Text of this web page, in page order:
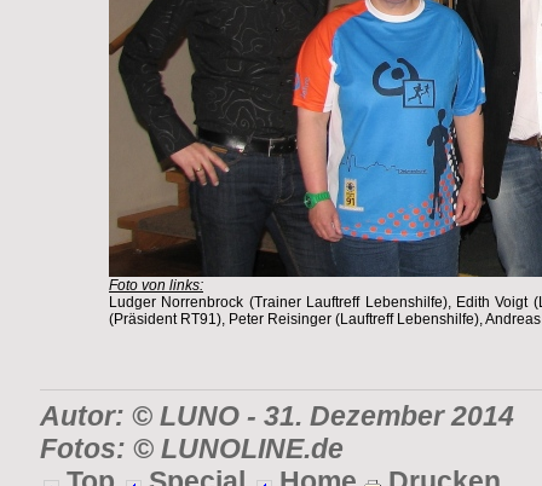
Foto von links:
Ludger Norrenbrock (Trainer Lauftreff Lebenshilfe), Edith
(Präsident RT91), Peter Reisinger (Lauftreff Lebenshilfe),
Autor: © LUNO- 31. Dezember 2014
Fotos: © LUNOLINE.de